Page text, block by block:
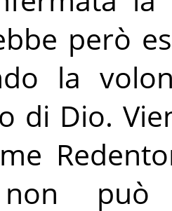
però
la
di Dio.
può